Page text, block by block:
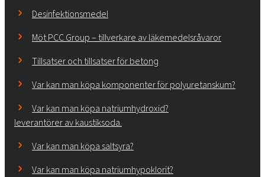
Desinfektionsmedel
Möt PCC Group – tillverkare av läkemedelsråvaror
Tillsatser och tillsatser för betong
Var kan man köpa komponenter för polyuretanskum?
Var kan man köpa natriumhydroxid?
leverantörer av kaustiksoda.
Var kan man köpa saltsyra?
Var kan man köpa natriumhypoklorit?